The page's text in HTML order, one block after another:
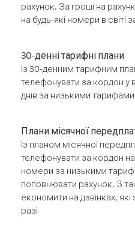
рахунок. За гроші на
на будь-які номери в
30-денні тарифні плани
Із 30-денним тарифним
телефонувати за кордон у
днів за низькими
Плани місячної
Із планом місячної
телефонувати за кордон на
номери за низькими
поповнювати рахунок. З
економити на дзвінках,
разі